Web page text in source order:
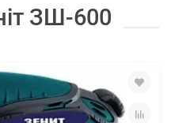
ЗШ-600